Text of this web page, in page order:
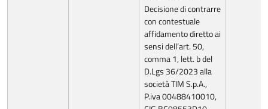
Decisione di contrarre
con contestuale
affidamento diretto ai
sensi dell’art. 50,
comma 1, lett. b del
D.Lgs 36/2023 alla
società TIM S.p.A.,
P.iva 00488410010,